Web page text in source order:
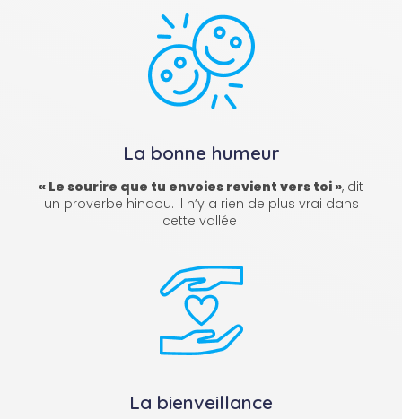
La bonne humeur
« Le sourire que tu envoies revient vers toi », dit
un proverbe hindou. Il n’y a rien de plus vrai dans
cette vallée
La bienveillance